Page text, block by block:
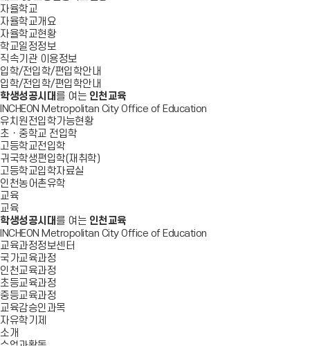
자율학교
자율학교개요
자율학교현황
학교일정정보
직속기관 이용정보
입학/전입학/편입학안내
입학/전입학/편입학안내
학생성공시대 를 여는 인천교육
INCHEON Metropolitan City Office of Education
유치원전입학가능현황
초ㆍ중학교 전입학
고등학교전입학
귀국학생편입학(재취학)
고등학교입학자료실
인천농어촌유학
교육
교육
학생성공시대 를 여는 인천교육
INCHEON Metropolitan City Office of Education
교육과정정보센터
국가교육과정
인천교육과정
초등교육과정
중등교육과정
교육감승인과목
자유학기제
소개